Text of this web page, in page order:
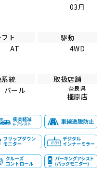
03月
フト
AT
駆動
4WD
系統
パール
取扱店舗
奈良県
橿原店